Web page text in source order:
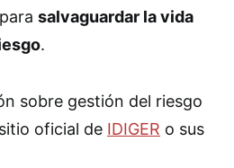
salvaguardar la vida
.
sobre gestión del riesgo
oficial de IDIGER o sus